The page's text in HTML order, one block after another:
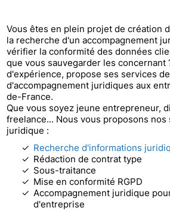
Vous êtes en plein projet de création
la recherche d'un accompagnement
vérifier la conformité des données
que vous sauvegarder les concernant
d'expérience, propose ses services
d'accompagnement juridiques aux
de-France.
Que vous soyez jeune entrepreneur,
freelance... Nous vous proposons
juridique :
Recherche d'informations
Rédaction de contrat type
Sous-traitance
Mise en conformité RGPD
Accompagnement juridique pour la création
d'entreprise